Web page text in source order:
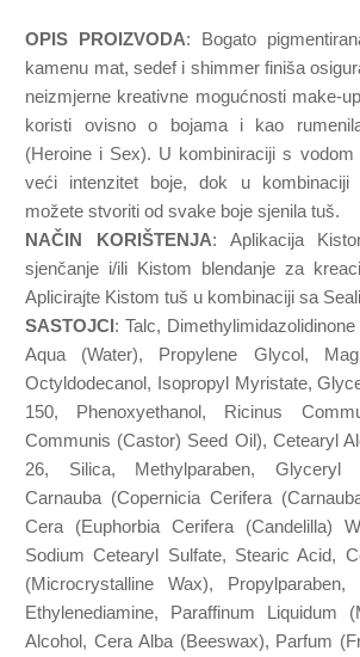
OPIS PROIZVODA: Bogato
kamenu mat, sedef i shimmer finiša
neizmjerne kreativne mogućnosti make-
koristi ovisno o bojama i kao
(Heroine i Sex). U kombiniraciji s
veći intenzitet boje, dok u kombinaciji
možete stvoriti od svake boje sjenila tuš.
NAČIN KORIŠTENJA: Aplikacija
sjenčanje i/ili Kistom blendanje za
Aplicirajte Kistom tuš u kombinaciji sa
SASTOJCI: Talc,
Aqua (Water), Propylene Glycol,
Octyldodecanol, Isopropyl Myristate,
150, Phenoxyethanol, Ricinus
Communis (Castor) Seed Oil), Cetearyl
26, Silica, Methylparaben, Glyceryl
Carnauba (Copernicia Cerifera
Cera (Euphorbia Cerifera (Candelilla)
Sodium Cetearyl Sulfate, Stearic Acid,
(Microcrystalline Wax), Propylparaben,
Ethylenediamine, Paraffinum Liquidum
Alcohol, Cera Alba (Beeswax), Parfum